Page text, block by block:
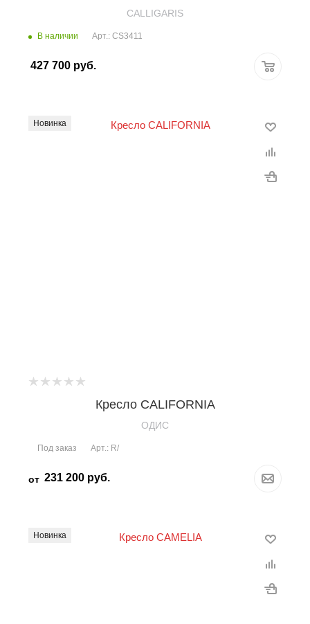
CALLIGARIS
В наличии Арт.: CS3411
427 700 руб.
Новинка
Кресло CALIFORNIA
OДИС
Под заказ Арт.: R/
от 231 200 руб.
Новинка